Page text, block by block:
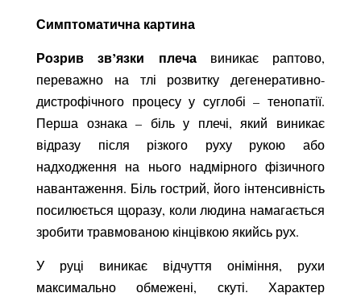
Симптоматична картина
Розрив зв’язки плеча
виникає раптово,
переважно на тлі розвитку дегенеративно-
дистрофічного процесу у суглобі – тенопатії.
Перша ознака – біль у плечі, який виникає
відразу після різкого руху рукою або
надходження на нього надмірного фізичного
навантаження. Біль гострий, його інтенсивність
посилюється щоразу, коли людина намагається
зробити травмованою кінцівкою якийсь рух.
У руці виникає відчуття оніміння, рухи
максимально обмежені, скуті. Характер